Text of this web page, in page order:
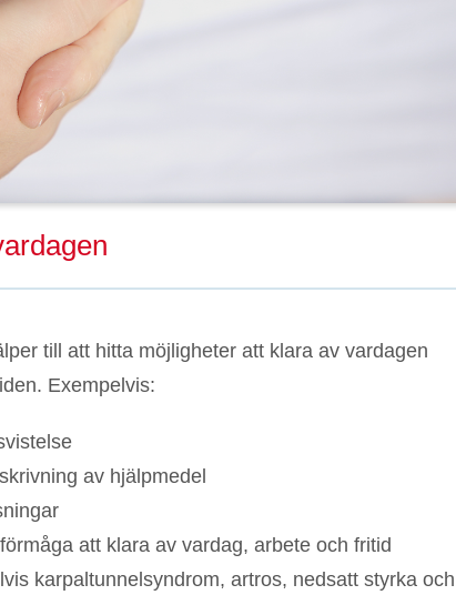
till att hitta möjligheter att klara av vardagen
Exempelvis:
av hjälpmedel
att klara av vardag, arbete och fritid
karpaltunnelsyndrom, artros, nedsatt styrka och